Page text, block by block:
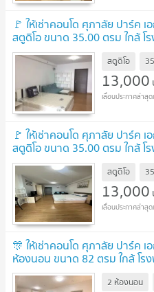
🚩 ให้เช่าคอนโด ศุภาลัย ปาร์ค
สตูดิโอ ขนาด 35.00 ตรม ใกล้ โ
สตูดิโอ
13,000
🚩 ให้เช่าคอนโด ศุภาลัย ปาร์ค
สตูดิโอ ขนาด 35.00 ตรม ใกล้ โ
สตูดิโอ
13,000
🎊 ให้เช่าคอนโด ศุภาลัย ปาร์ค
ห้องนอน ขนาด 82 ตรม ใกล้ โร
2 ห้องนอน